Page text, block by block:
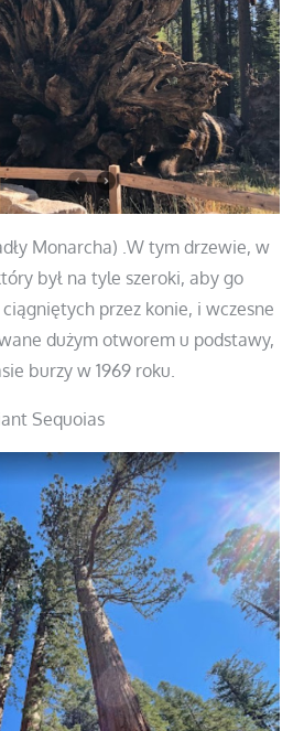
Monarcha) .W tym drzewie, w
był na tyle szeroki, aby go
ciągniętych przez konie, i wczesne
dużym otworem u podstawy,
burzy w 1969 roku.
Sequoias